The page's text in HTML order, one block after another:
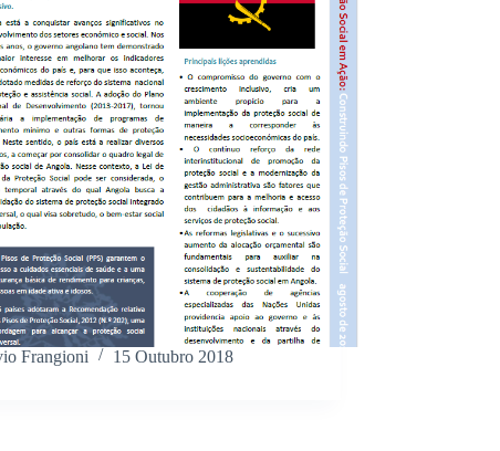
Frangioni 15 Outubro 2018